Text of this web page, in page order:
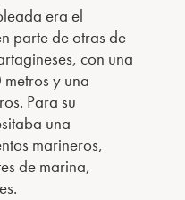
era el
parte de otras de
con una
y una
Para su
una
marineros,
de marina,